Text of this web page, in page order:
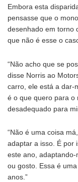
Embora esta
pensasse que o
desenhado em torno
que não é esse o
“Não acho que se
disse Norris ao
carro, ele está a dar-
é o que quero para o
desadequado para
“Não é uma coisa
adaptar a isso. É por
este ano,
ou gosto. Essa é
anos.”